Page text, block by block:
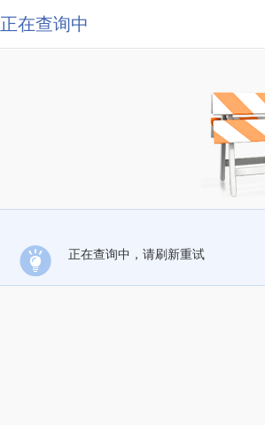
正在查询中
正在查询中，请刷新重试